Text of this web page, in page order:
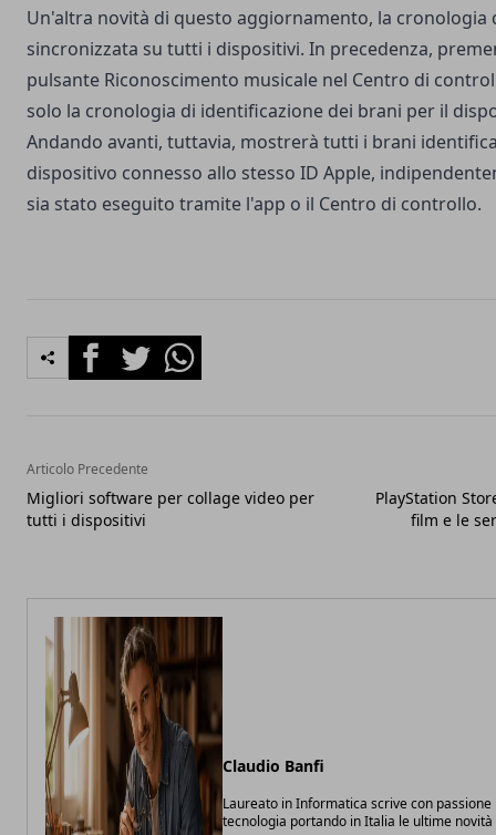
Un'altra novità di questo aggiornamento, la cronologia
sincronizzata su tutti i dispositivi. In precedenza,
pulsante Riconoscimento musicale nel Centro di
solo la cronologia di identificazione dei brani per il
Andando avanti, tuttavia, mostrerà tutti i brani
dispositivo connesso allo stesso ID Apple,
sia stato eseguito tramite l'app o il Centro di controllo.
FacebookTwitterWhatsapp
Articolo Precedente
Migliori software per collage video per
tutti i dispositivi
PlayStation
film e le
Claudio Banfi
Laureato in Informatica scrive con
tecnologia portando in Italia le ultime novità